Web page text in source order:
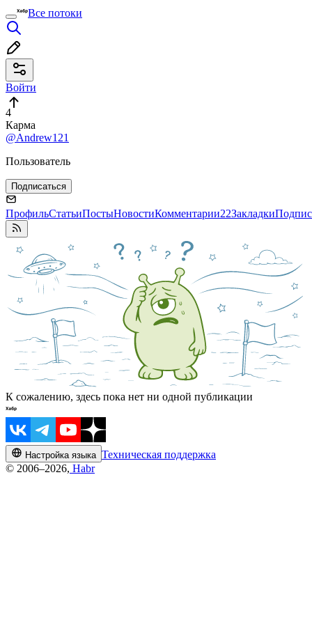
Все потоки
Войти
4
Карма
@Andrew121
Пользователь
Подписаться
ПрофильСтатьиПостыНовостиКомментарии22Закладки
К сожалению, здесь пока нет ни одной публикации
Настройка языка Техническая поддержка
© 2006–2026, Habr